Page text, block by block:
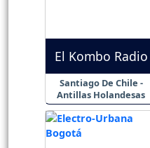
El Kombo Radio
Santiago De Chile -
Antillas Holandesas